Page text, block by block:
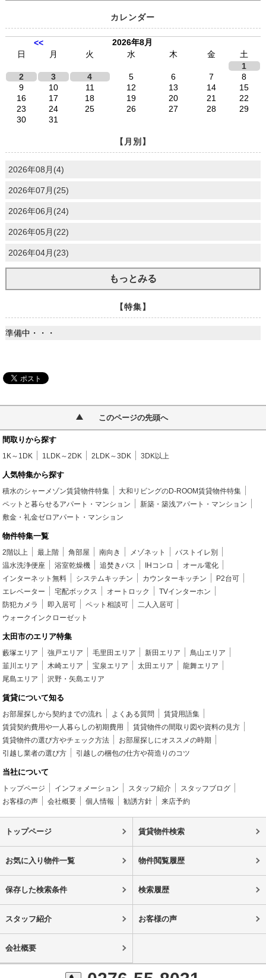
カレンダー
<<
2026年8月
日
月 火 水 木 金
土
1
2
3 4 5 6 7
8
9
10 11 12 13 14
15
16
17 18 19 20 21
22
23
24 25 26 27 28
29
30
31
【月別】
2026年08月(4)
2026年07月(25)
2026年06月(24)
2026年05月(22)
2026年04月(23)
もっとみる
【特集】
準備中・・・
このページの先頭へ
間取りから探す
1K～1DK 1LDK～2DK 2LDK～3DK 3DK以上
人気特集から探す
積水のシャーメゾン賃貸物件特集
大和リビングのD-ROOM賃貸物件特集
ペットと暮らせるアパート・マンション
新築・築浅アパート・マンション
敷金・礼金ゼロアパート・マンション
物件特集一覧
2階以上 最上階 角部屋 南向き メゾネット
バストイレ別
温水洗浄便座
浴室乾燥機 追焚きバス IHコンロ
オール電化
インターネット無料
システムキッチン カウンターキッチン
P2台可
エレベーター
宅配ボックス オートロック
TVインターホン
防犯カメラ
即入居可 ペット相談可
二人入居可
ウォークインクローゼット
太田市のエリア特集
藪塚エリア 強戸エリア 毛里田エリア 新田エリア
鳥山エリア
韮川エリア
木崎エリア 宝泉エリア 太田エリア
龍舞エリア
尾島エリア
沢野・矢島エリア
賃貸について知る
お部屋探しから契約までの流れ よくある質問
賃貸用語集
賃貸契約費用や一人暮らしの初期費用
賃貸物件の間取り図や資料の見方
賃貸物件の選び方やチェック方法
お部屋探しにオススメの時期
引越し業者の選び方
引越しの梱包の仕方や荷造りのコツ
当社について
トップページ インフォメーション スタッフ紹介
スタッフブログ
お客様の声
会社概要 個人情報 勧誘方針 来店予約
トップページ 賃貸物件検索
お気に入り物件一覧 物件閲覧履歴
保存した検索条件 検索履歴
スタッフ紹介 お客様の声
会社概要